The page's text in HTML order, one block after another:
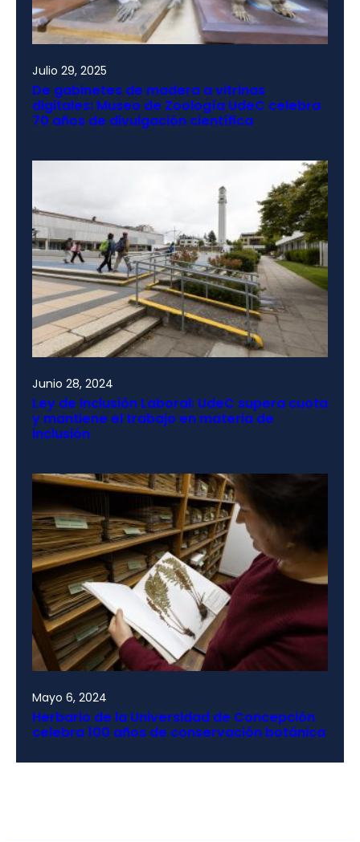
Julio 29, 2025
De gabinetes de madera a vitrinas
digitales: Museo de Zoología UdeC celebra
70 años de divulgación científica
Junio 28, 2024
Ley de Inclusión Laboral: UdeC supera cuota
y mantiene el trabajo en materia de
inclusión
Mayo 6, 2024
Herbario de la Universidad de Concepción
celebra 100 años de conservación botánica